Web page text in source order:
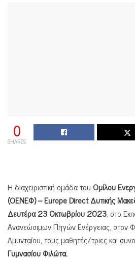
0
SHARES
Η διαχειριστική ομάδα του Ομίλου
(ΟΕΝΕΦ) –EuropeDirectΔυτικής
Δευτέρα 23 Οκτωβρίου 2023, στο
Ανανεώσιμων Πηγών Ενέργειας, στον
Αμυνταίου, τους μαθητές/τριες και
Γυμνασίου Φιλώτα.